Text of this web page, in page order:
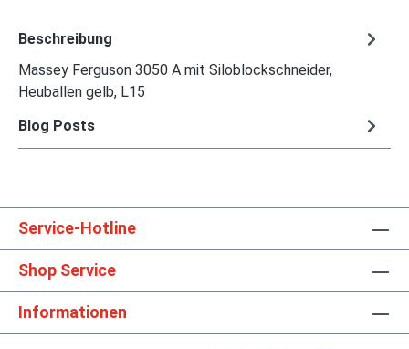
Beschreibung
Massey Ferguson 3050 A mit Siloblockschneider,
Heuballen gelb, L15
Blog Posts
Service-Hotline
Shop Service
Informationen